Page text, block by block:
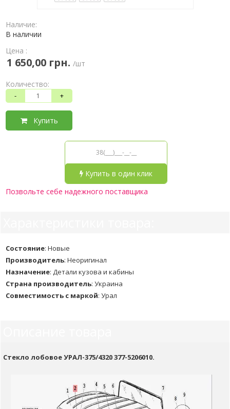
Наличие:
В наличии
Цена :
1 650,00 грн. /шт
Количество:
- +
Купить
Купить в один клик
Позвольте себе надежного поставщика
Состояние: Новые
Производитель: Неоригинал
Назначение: Детали кузова и кабины
Страна производитель: Украина
Совместимость с маркой: Урал
Стекло лобовое УРАЛ-375/4320 377-5206010.